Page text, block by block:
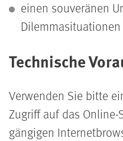
einen souveränen
Technische
Verwenden Sie bitte
Zugriff auf das
gängigen